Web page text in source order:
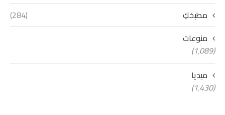
مطبخكِ
(284)
منوعات
(1٬089)
ميديا
(1٬430)